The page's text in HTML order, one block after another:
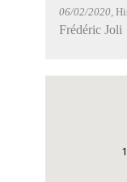
06/02/2020,
Frédéric Joli
1